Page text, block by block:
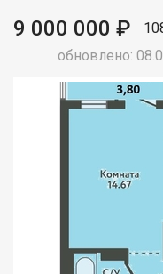
9 000 000 ₽
обновлено: